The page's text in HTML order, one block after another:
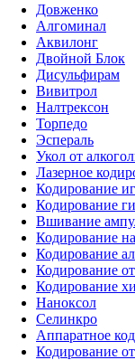
Довженко
Алгоминал
Аквилонг
Двойной Блок
Дисульфирам
Вивитрол
Налтрексон
Торпедо
Эспераль
Укол от
Лазерное
Кодирование
Кодирование
Вшивание
Кодирование
Кодирование
Кодирование
Кодирование
Наноксол
Селинкро
Аппаратное
Кодирование